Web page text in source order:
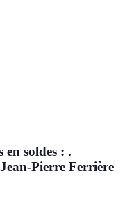
soldes : .
Pierre Ferrière